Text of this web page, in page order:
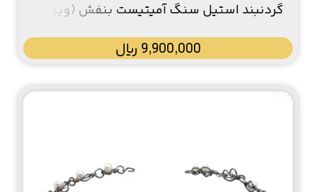
گردنبند استیل سنگ آمیتیست بنفش (ویولا /
Viola)
9,900,000 ﷼